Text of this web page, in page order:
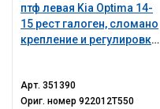
птф левая Kia Optima 14-
15 рест галоген, сломано
крепление и регулировка,
Арт.351390
Ориг. номер922012T550